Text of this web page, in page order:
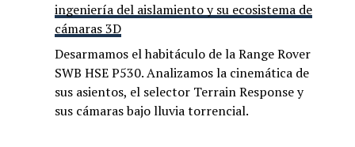
ingeniería del aislamiento y su ecosistema de
cámaras 3D
Desarmamos el habitáculo de la Range Rover
SWB HSE P530. Analizamos la cinemática de
sus asientos, el selector Terrain Response y
sus cámaras bajo lluvia torrencial.